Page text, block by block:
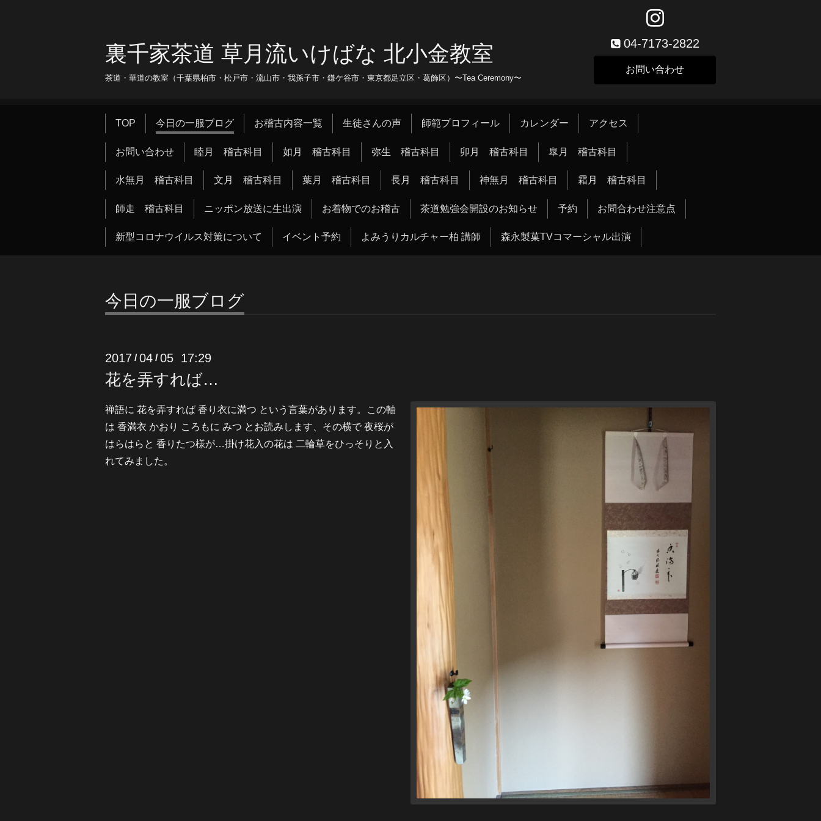
裏千家茶道 草月流いけばな 北小金教室
茶道・華道の教室（千葉県柏市・松戸市・流山市・我孫子市・鎌ケ谷市・東京都足立区・葛飾区）〜Tea Ceremony〜
04-7173-2822
お問い合わせ
TOP 今日の一服ブログ お稽古内容一覧 生徒さんの声 師範プロフィール カレンダー アクセス
お問い合わせ 睦月 稽古科目 如月 稽古科目 弥生 稽古科目 卯月 稽古科目 皐月 稽古科目
水無月 稽古科目 文月 稽古科目 葉月 稽古科目 長月 稽古科目 神無月 稽古科目 霜月 稽古科目
師走 稽古科目 ニッポン放送に生出演 お着物でのお稽古 茶道勉強会開設のお知らせ 予約 お問合わせ注意点
新型コロナウイルス対策について イベント予約 よみうりカルチャー柏 講師 森永製菓TVコマーシャル出演
今日の一服ブログ
2017 /04 /05 17:29
花を弄すれば…
禅語に 花を弄すれば 香り衣に満つ という言葉があります。この軸
は 香満衣 かおり ころもに みつ とお読みします、その横で 夜桜が
はらはらと 香りたつ様が…掛け花入の花は 二輪草をひっそりと入
れてみました。